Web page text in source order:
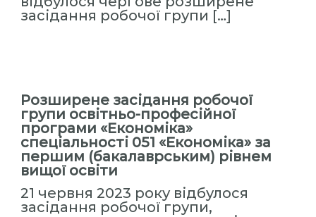
«
е
г
і
о
а
засідання робочої групи […]
Розширене засідання робочої
групи освітньо-професійної
програми «Економіка»
спеціальності 051 «Економіка» за
першим (бакалаврським) рівнем
вищої освіти
21 червня 2023 року відбулося
засідання робочої групи,